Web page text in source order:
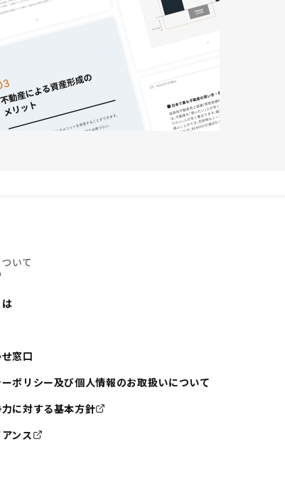
いて
窓口
ポリシー及び個人情報のお取扱いについて
に対する基本方針
ンス